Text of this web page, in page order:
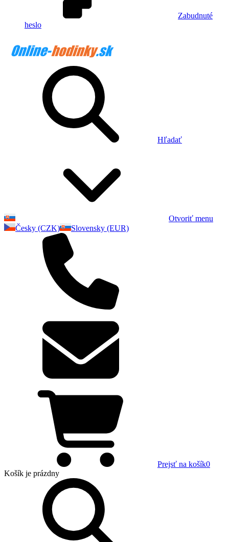
Zabudnuté
heslo
Hľadať
Otvoriť menu
Česky (CZK)
Slovensky (EUR)
Prejsť na košík0
Košík je prázdny